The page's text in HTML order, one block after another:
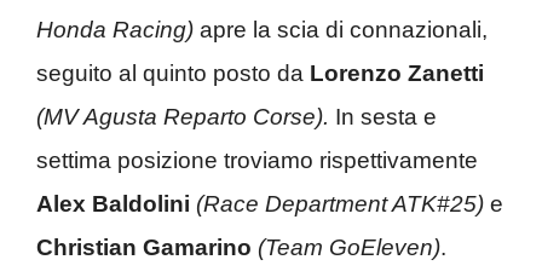
Honda Racing) apre la scia di connazionali,
seguito al quinto posto da Lorenzo Zanetti
(MV Agusta Reparto Corse). In sesta e
settima posizione troviamo rispettivamente
Alex Baldolini (Race Department ATK#25) e
Christian Gamarino (Team GoEleven).